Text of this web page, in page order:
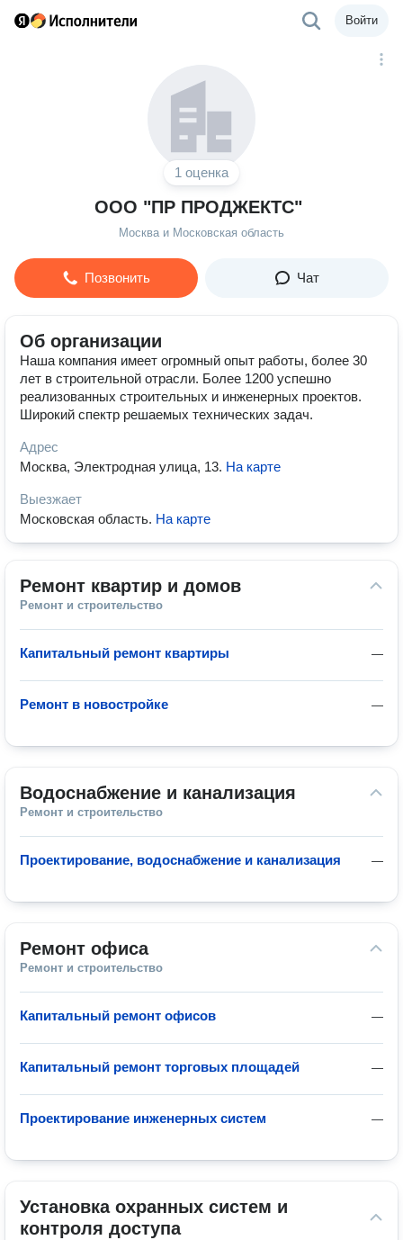
Войти
1 оценка
ООО "ПР ПРОДЖЕКТС"
Москва и Московская область
Позвонить Чат
Об организации
Наша компания имеет огромный опыт работы, более 30
лет в строительной отрасли. Более 1200 успешно
реализованных строительных и инженерных проектов.
Широкий спектр решаемых технических задач.
Адрес
Москва, Электродная улица, 13. На карте
Выезжает
Московская область. На карте
Ремонт квартир и домов
Ремонт и строительство
—
Капитальный ремонт квартиры
—
Ремонт в новостройке
Водоснабжение и канализация
Ремонт и строительство
—
Проектирование, водоснабжение и канализация
Ремонт офиса
Ремонт и строительство
—
Капитальный ремонт офисов
—
Капитальный ремонт торговых площадей
—
Проектирование инженерных систем
Установка охранных систем и
контроля доступа